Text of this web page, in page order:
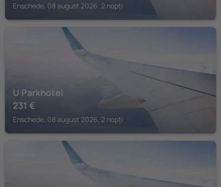
Enschede, 08 august 2026, 2 nopți
U Parkhotel
231 €
Enschede, 08 august 2026, 2 nopți